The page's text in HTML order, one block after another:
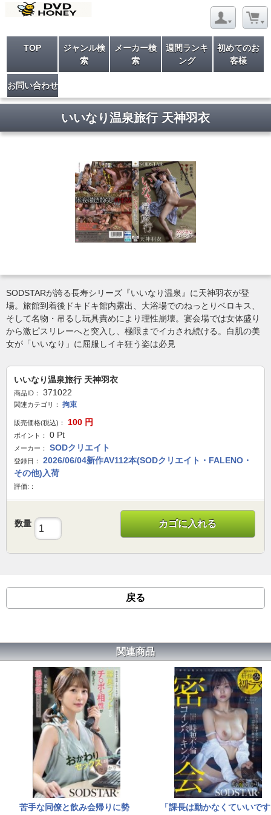
TOP
ジャンル検
索
メーカー検
索
週間ランキ
ング
初めてのお
客様
お問い合わせ
いいなり温泉旅行 天神羽衣
SODSTARが誇る長寿シリーズ『いいなり温泉』に天神羽衣が登
場。旅館到着後ドキドキ館内露出、大浴場でのねっとりベロキス、
そして名物・吊るし玩具責めにより理性崩壊。宴会場では女体盛り
から激ピスリレーへと突入し、極限までイカされ続ける。白肌の美
女が「いいなり」に屈服しイキ狂う姿は必見
いいなり温泉旅行 天神羽衣
商品ID： 371022
関連カテゴリ： 拘束
販売価格(税込)： 100 円
ポイント： 0 Pt
メーカー： SODクリエイト
登録日：
2026/06/04新作AV112本(SODクリエイト・FALENO・
その他)入荷
評価:：
数量 カゴに入れる
戻る
関連商品
苦手な同僚と飲み会帰りに勢 「課長は動かなくていいです